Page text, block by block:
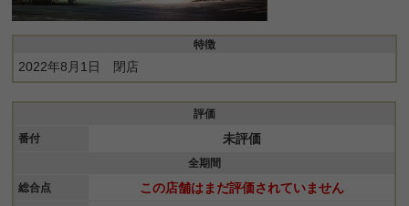
特徴
2022年8月1日 閉店
評価
番付
未評価
全期間
総合点
この店舗はまだ評価されていません